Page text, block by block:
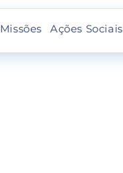
Missões Ações Sociais